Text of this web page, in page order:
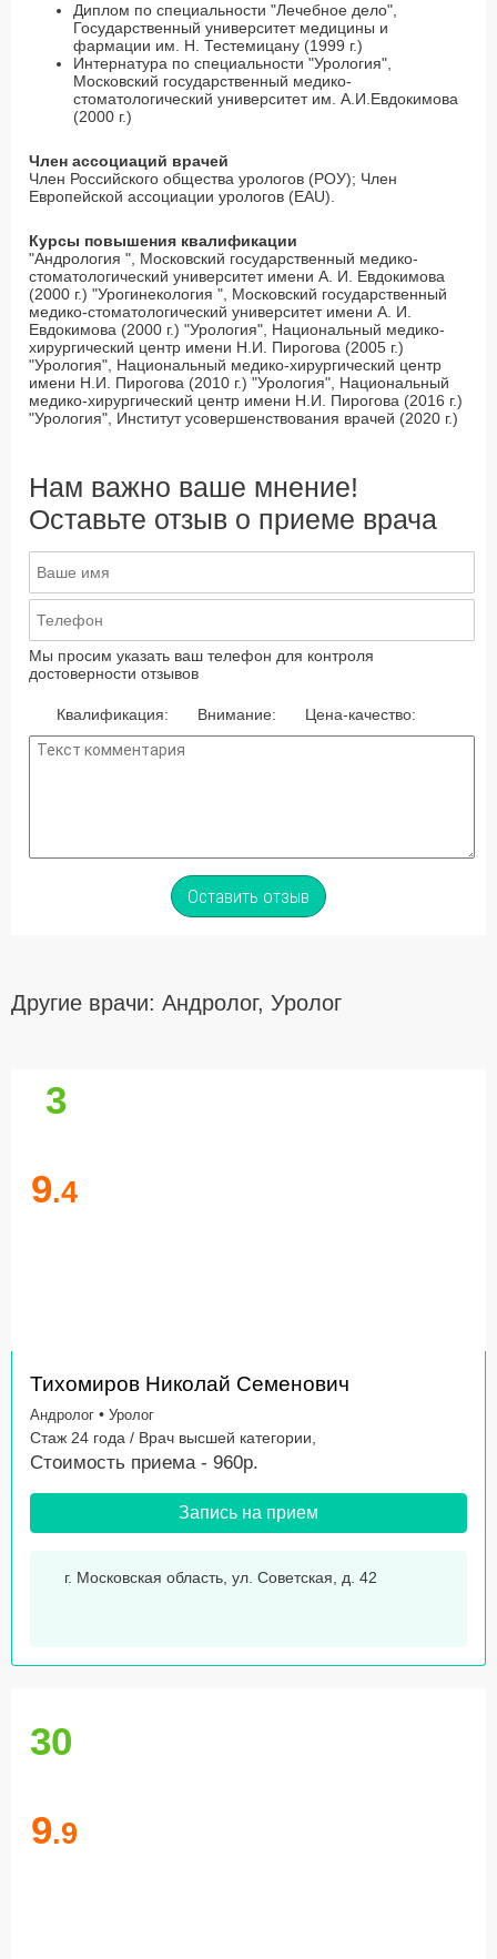
Диплом по специальности "Лечебное дело",
Государственный университет медицины и
фармации им. Н. Тестемицану (1999 г.)
Интернатура по специальности "Урология",
Московский государственный медико-
стоматологический университет им. А.И.Евдокимова
(2000 г.)
Член ассоциаций врачей
Член Российского общества урологов (РОУ); Член
Европейской ассоциации урологов (EAU).
Курсы повышения квалификации
"Андрология ", Московский государственный медико-
стоматологический университет имени А. И. Евдокимова
(2000 г.) "Урогинекология ", Московский государственный
медико-стоматологический университет имени А. И.
Евдокимова (2000 г.) "Урология", Национальный медико-
хирургический центр имени Н.И. Пирогова (2005 г.)
"Урология", Национальный медико-хирургический центр
имени Н.И. Пирогова (2010 г.) "Урология", Национальный
медико-хирургический центр имени Н.И. Пирогова (2016 г.)
"Урология", Институт усовершенствования врачей (2020 г.)
Нам важно ваше мнение!
Оставьте отзыв о приеме врача
Мы просим указать ваш телефон для контроля
достоверности отзывов
Квалификация: Внимание: Цена-качество:
Оставить отзыв
Другие врачи: Андролог, Уролог
3
9.4
Тихомиров Николай Семенович
Андролог • Уролог
Стаж 24 года / Врач высшей категории,
Стоимость приема - 960р.
Запись на прием
г. Московская область, ул. Советская, д. 42
30
9.9